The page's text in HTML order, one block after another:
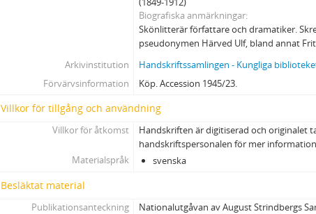
Biografiska anmärkningar
Skönlitterär författare och dramatiker.
pseudonymen Härved Ulf, bland annat
Arkivinstitution
Handskriftssamlingen - Kungliga
Förvärvsinformation
Köp. Accession 1945/23.
Villkor för tillgång och användning
Villkor för åtkomst
Handskriften är digitiserad och originalet
handskriftspersonalen för mer information
Materialspråk
svenska
Besläktat material
Publikationsanteckning
Nationalutgåvan av August Strindbergs